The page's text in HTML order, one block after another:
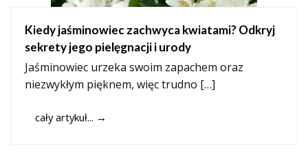
Kiedy jaśminowiec zachwyca kwiatami? Odkryj
sekrety jego pielęgnacji i urody
Jaśminowiec urzeka swoim zapachem oraz
niezwykłym pięknem, więc trudno […]
cały artykuł... →